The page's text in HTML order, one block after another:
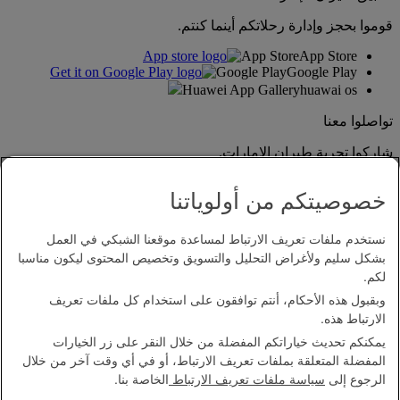
قوموا بحجز وإدارة رحلاتكم أينما كنتم.
App StoreApp Store
Google PlayGoogle Play
Huawei App Galleryhuawai os
تواصلوا معنا
شاركوا تجربة طيران الإمارات.
بيان إمكانية الدخول
اتصل بنا
سياسة الخصوصية
الشروط والأحكام
سياسة ملفات تعريف الارتباط
خصوصيتكم من أولوياتنا
نستخدم ملفات تعريف الارتباط لمساعدة موقعنا الشبكي في العمل
بشكل سليم ولأغراض التحليل والتسويق وتخصيص المحتوى ليكون مناسبا
لكم.
وبقبول هذه الأحكام، أنتم توافقون على استخدام كل ملفات تعريف
الارتباط هذه.
يمكنكم تحديث خياراتكم المفضلة من خلال النقر على زر الخيارات
المفضلة المتعلقة بملفات تعريف الارتباط، أو في أي وقت آخر من خلال
الرجوع إلى سياسة ملفات تعريف الارتباط الخاصة بنا.